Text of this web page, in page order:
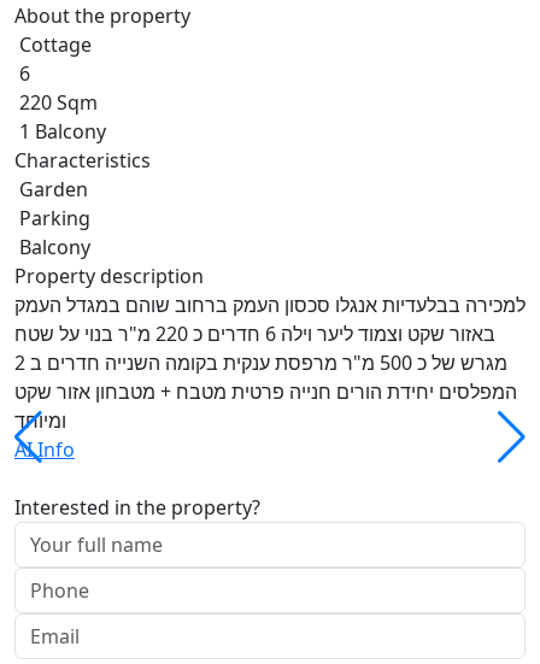
About the property
Cottage
6
220 Sqm
1 Balcony
Characteristics
Garden
Parking
Balcony
Property description
למכירה בבלעדיות אנגלו סכסון העמק ברחוב שוהם במגדל העמק
באזור שקט וצמוד ליער וילה 6 חדרים כ 220 מ"ר בנוי על שטח
מגרש של כ 500 מ"ר מרפסת ענקית בקומה השנייה חדרים ב 2
המפלסים יחידת הורים חנייה פרטית מטבח + מטבחון אזור שקט
ומיוחד
AI Info
Interested in the property?